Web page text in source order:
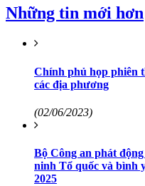
Những tin mới hơn
Chính phủ họp phiên
các địa phương
(02/06/2023)
Bộ Công an phát
ninh Tổ quốc và bình
2025